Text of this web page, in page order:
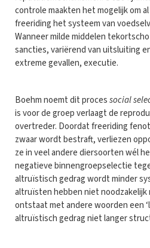
controle maakten het mogelijk om
freeriding het systeem van
Wanneer milde middelen
sancties, variërend van uitsluiting
extreme gevallen, executie.
Boehm noemt dit processocial
is voor de groep verlaagt de
overtreder. Doordat freeriding
zwaar wordt bestraft, verliezen
ze in veel andere diersoorten wél
negatieve binnengroepselectie
altruïstisch gedrag wordt minder
altruïsten hebben niet noodzakelijk
ontstaat met andere woorden een
altruïstisch gedrag niet langer